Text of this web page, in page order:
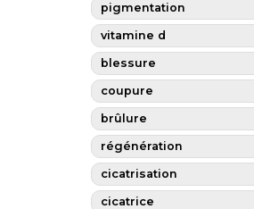
pigmentation
vitamine d
blessure
coupure
brûlure
régénération
cicatrisation
cicatrice